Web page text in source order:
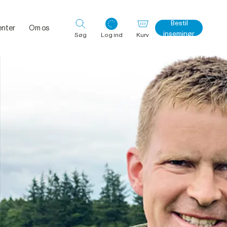
Om os
Søg Log ind
Log ind med det samme
Kurv
Bestil
inseminør